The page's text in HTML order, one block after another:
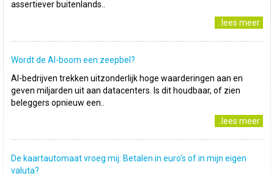
assertiever buitenlands..
..lees meer
Wordt de AI-boom een zeepbel?
AI-bedrijven trekken uitzonderlijk hoge waarderingen aan en
geven miljarden uit aan datacenters. Is dit houdbaar, of zien
beleggers opnieuw een..
..lees meer
De kaartautomaat vroeg mij: Betalen in euro's of in mijn eigen
valuta?